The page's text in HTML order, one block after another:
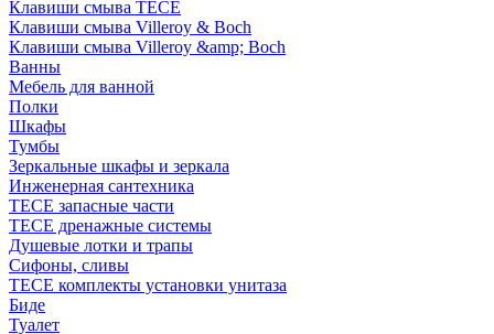
Клавиши смыва TECE
Клавиши смыва Villeroy & Boch
Клавиши смыва Villeroy &amp; Boch
Ванны
Мебель для ванной
Полки
Шкафы
Тумбы
Зеркальные шкафы и зеркала
Инженерная сантехника
TECE запасные части
TECE дренажные системы
Душевые лотки и трапы
Сифоны, сливы
TECE комплекты установки унитаза
Биде
Туалет